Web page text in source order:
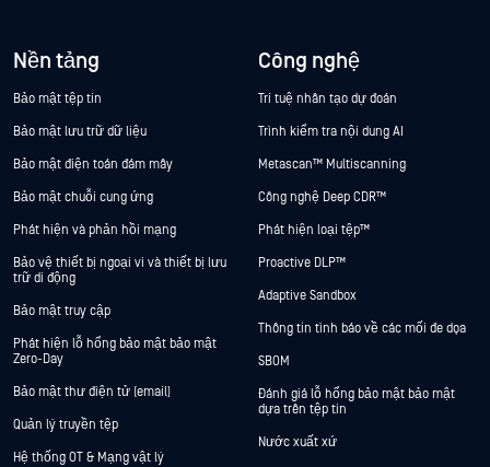
Nền tảng
Bảo mật tệp tin
Bảo mật lưu trữ dữ liệu
Bảo mật điện toán đám mây
Bảo mật chuỗi cung ứng
Phát hiện và phản hồi mạng
Bảo vệ thiết bị ngoại vi và thiết bị lưu
trữ di động
Bảo mật truy cập
Phát hiện lỗ hổng bảo mật bảo mật
Zero-Day
Bảo mật thư điện tử (email)
Quản lý truyền tệp
Hệ thống OT & Mạng vật lý
Công nghệ
Trí tuệ nhân tạo dự đoán
Trình kiểm tra nội dung AI
Metascan™ Multiscanning
Công nghệ Deep CDR™
Phát hiện loại tệp™
Proactive DLP™
Adaptive Sandbox
Thông tin tình báo về các mối đe dọa
SBOM
Đánh giá lỗ hổng bảo mật bảo mật
dựa trên tệp tin
Nước xuất xứ